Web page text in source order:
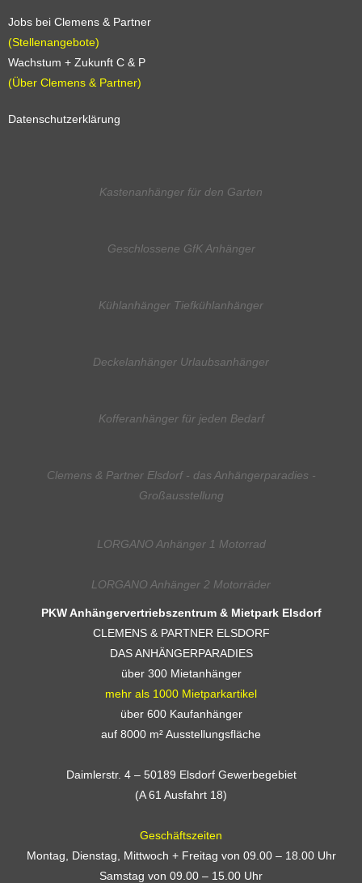
Jobs bei Clemens & Partner
(Stellenangebote)
Wachstum + Zukunft C & P
(Über Clemens & Partner)
Datenschutzerklärung
Kastenanhänger für den Garten
Geschlossene GfK Anhänger
Kühlanhänger Tiefkühlanhänger
Deckelanhänger Urlaubsanhänger
Kofferanhänger für jeden Bedarf
Clemens & Partner Elsdorf - das Anhängerparadies -
Großausstellung
LORGANO Anhänger 1 Motorrad
LORGANO Anhänger 2 Motorräder
PKW Anhängervertriebszentrum & Mietpark Elsdorf
CLEMENS & PARTNER ELSDORF
DAS ANHÄNGERPARADIES
über 300 Mietanhänger
mehr als 1000 Mietparkartikel
über 600 Kaufanhänger
auf 8000 m² Ausstellungsfläche
Daimlerstr. 4 – 50189 Elsdorf Gewerbegebiet
(A 61 Ausfahrt 18)
Geschäftszeiten
Montag, Dienstag, Mittwoch + Freitag von 09.00 – 18.00 Uhr
Samstag von 09.00 – 15.00 Uhr